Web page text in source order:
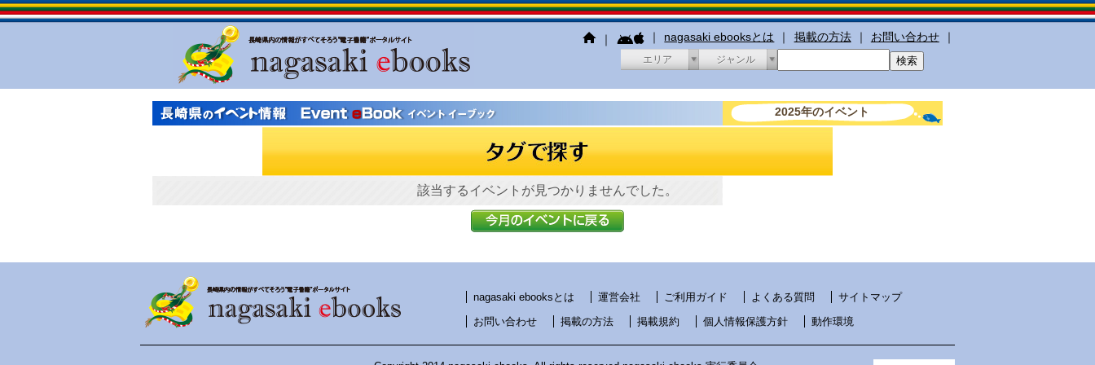
｜ ｜ nagasaki ebooksとは ｜ 掲載の方法 ｜ お問い合わせ ｜
エリア ジャンル
2025年のイベント
該当するイベントが見つかりませんでした。
nagasaki ebooksとは 運営会社 ご利用ガイド よくある質問
サイトマップ
お問い合わせ
掲載の方法 掲載規約 個人情報保護方針 動作環境